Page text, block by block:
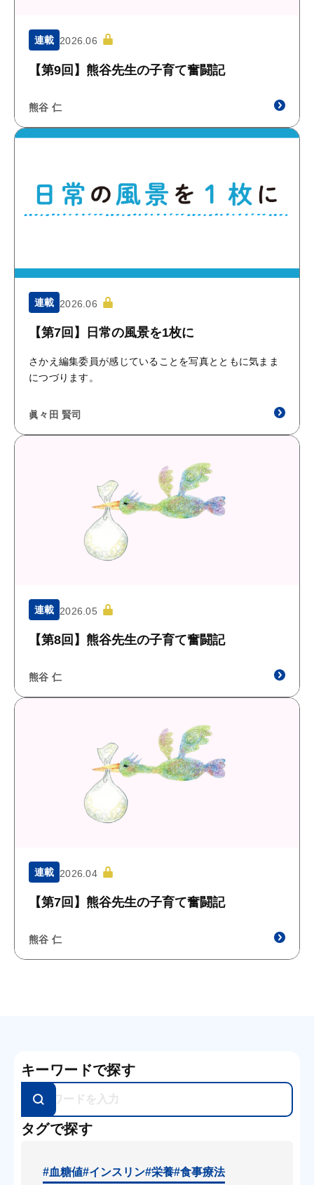
連載 2026.06
【第9回】熊谷先生の子育て奮闘記
熊谷 仁
連載 2026.06
【第7回】日常の風景を1枚に
さかえ編集委員が感じていることを写真とともに気まま
につづります。
眞々田 賢司
連載 2026.05
【第8回】熊谷先生の子育て奮闘記
熊谷 仁
連載 2026.04
【第7回】熊谷先生の子育て奮闘記
熊谷 仁
キーワードで探す
タグで探す
#血糖値#インスリン#栄養#食事療法